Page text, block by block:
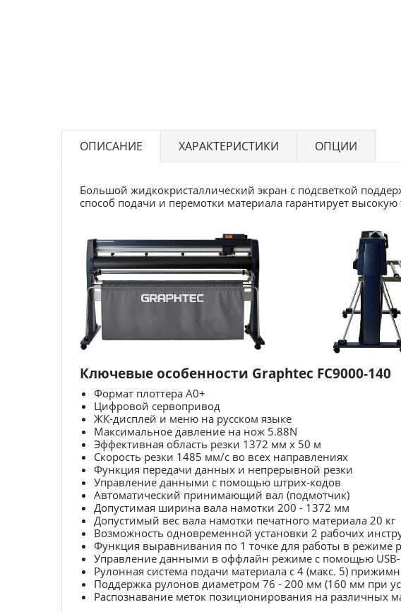
ОПИСАНИЕ ХАРАКТЕРИСТИКИ ОПЦИИ
Большой жидкокристаллический экран с подсветкой
способ подачи и перемотки материала гарантирует
Ключевые особенности Graphtec FC9000-140
Формат плоттера A0+
Цифровой сервопривод
ЖК-дисплей и меню на русском языке
Максимальное давление на нож 5.88N
Эффективная область резки 1372 мм x 50 м
Скорость резки 1485 мм/с во всех направлениях
Функция передачи данных и непрерывной резки
Управление данными с помощью штрих-кодов
Автоматический принимающий вал (подмотчик)
Допустимая ширина вала намотки 200 - 1372 мм
Допустимый вес вала намотки печатного материала 20 кг
Возможность одновременной установки 2 рабочих
Функция выравнивания по 1 точке для работы в режиме
Управление данными в оффлайн режиме с помощью USB-
Рулонная система подачи материала с 4 (макс. 5)
Поддержка рулонов диаметром 76 - 200 мм (160 мм при
Распознавание меток позиционирования на различных